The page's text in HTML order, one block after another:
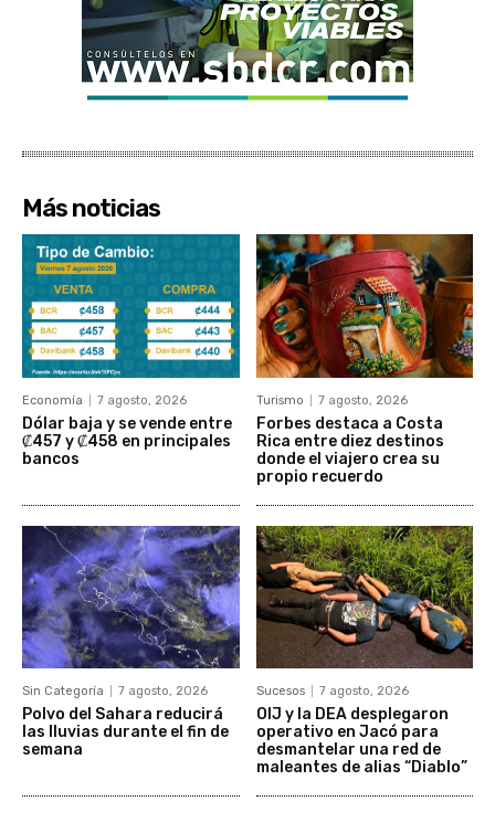
Más noticias
Economía 7 agosto, 2026
Dólar baja y se vende entre
₡457 y ₡458 en principales
bancos
Turismo 7 agosto, 2026
Forbes destaca a Costa
Rica entre diez destinos
donde el viajero crea su
propio recuerdo
Sin Categoría 7 agosto, 2026
Polvo del Sahara reducirá
las lluvias durante el fin de
semana
Sucesos 7 agosto, 2026
OIJ y la DEA desplegaron
operativo en Jacó para
desmantelar una red de
maleantes de alias “Diablo”